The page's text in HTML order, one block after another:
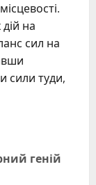
на
сил на
сили туди,
геній